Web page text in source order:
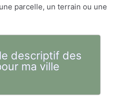
parcelle, un terrain ou une
descriptif des
ma ville